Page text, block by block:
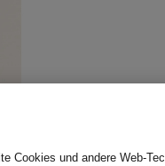
Cookies und andere Web-